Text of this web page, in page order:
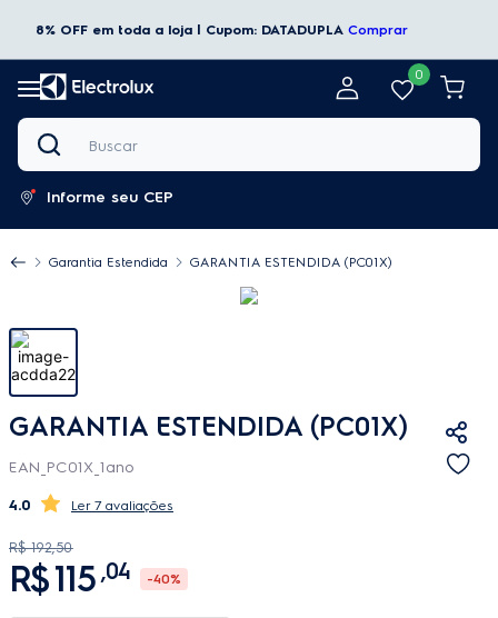
8% OFF em toda a loja | Cupom: DATADUPLA Comprar
0
Buscar
Informe seu CEP
Garantia Estendida GARANTIA ESTENDIDA (PC01X)
GARANTIA ESTENDIDA (PC01X)
EAN_PC01X_1ano
4.0 7 avaliações
R$ 192,50
R$115 ,04 -40%